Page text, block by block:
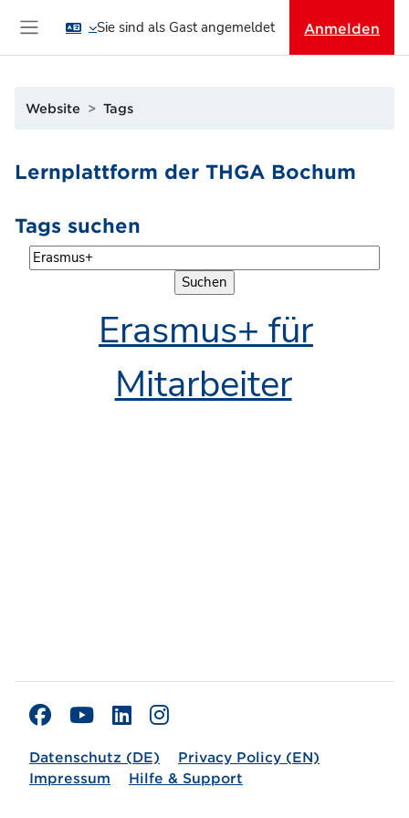
Sie sind als Gast angemeldet Anmelden
Website Tags
Lernplattform der THGA Bochum
Tags suchen
Tags suchen
Erasmus+ für
Mitarbeiter
Datenschutz (DE)
Privacy Policy (EN)
Impressum
Hilfe & Support